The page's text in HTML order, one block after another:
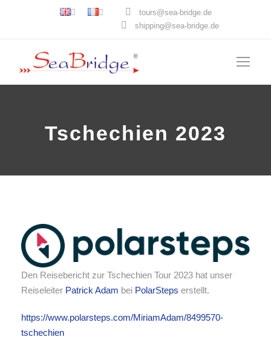
tours@sea-bridge.de
shipping@sea-bridge.de
Tschechien 2023
Den Reisebericht zur Tschechien Tour 2023 hat unser
Reiseleiter Patrick Adam bei PolarSteps erstellt.
https://www.polarsteps.com/MiriamAdam/8499570-
tschechien